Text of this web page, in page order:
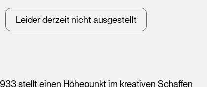
Leider derzeit nicht ausgestellt
stellt einen Höhepunkt im kreativen Schaffen